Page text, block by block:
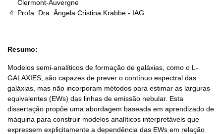
Clermont-Auvergne
Profa. Dra. Ângela Cristina Krabbe - IAG
Resumo:
Modelos semi-analíticos de formação de galáxias, como o L-
GALAXIES, são capazes de prever o contínuo espectral das
galáxias, mas não incorporam métodos para estimar as larguras
equivalentes (EWs) das linhas de emissão nebular. Esta
dissertação propõe uma abordagem baseada em aprendizado de
máquina para construir modelos analíticos interpretáveis que
expressem explicitamente a dependência das EWs em relação